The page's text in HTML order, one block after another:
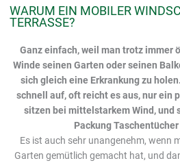
WARUM EIN MOBILER
TERRASSE?
Ganz einfach, weil man trotz immer
Winde seinen Garten oder seinen
sich gleich eine Erkrankung zu
schnell auf, oft reicht es aus, nur ein
sitzen bei mittelstarkem Wind, und
Packung
Es ist auch sehr unangenehm, wenn
Garten gemütlich gemacht hat, und